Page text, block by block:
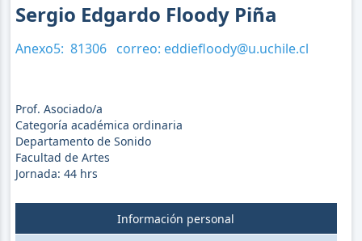
Sergio Edgardo Floody Piña
Anexo5: 81306 correo: eddiefloody@u.uchile.cl
Prof. Asociado/a
Categoría académica ordinaria
Departamento de Sonido
Facultad de Artes
Jornada: 44hrs
Información personal